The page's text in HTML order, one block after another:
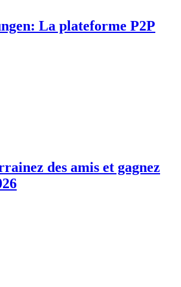
La plateforme P2P
des amis et gagnez